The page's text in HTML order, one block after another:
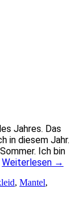
Jahres. Das
in diesem Jahr.
Ich bin
Weiterlesen →
, Mantel,